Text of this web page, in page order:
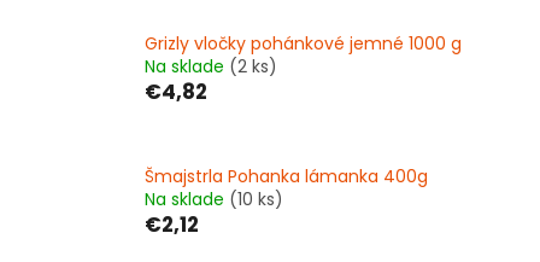
Grizly vločky pohánkové jemné 1000 g
Na sklade (2 ks)
€4,82
Šmajstrla Pohanka lámanka 400g
Na sklade (10 ks)
€2,12